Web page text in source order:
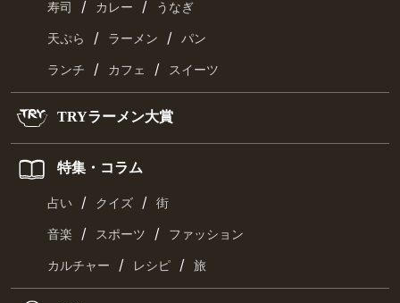
寿司 / カレー / うなぎ
天ぷら / ラーメン / パン
ランチ / カフェ / スイーツ
TRYラーメン大賞
特集・コラム
占い / クイズ / 街
音楽 / スポーツ / ファッション
カルチャー / レシピ / 旅